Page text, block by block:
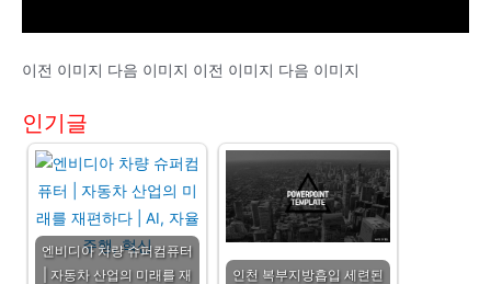
이전 이미지 다음 이미지 이전 이미지 다음 이미지
인기글
엔비디아 차량 슈퍼컴퓨터
| 자동차 산업의 미래를 재
인천 복부지방흡입 세련된